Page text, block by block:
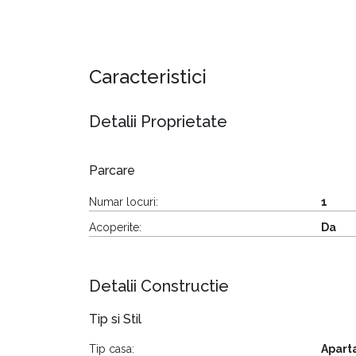
Caracteristici
Detalii Proprietate
Parcare
Numar locuri:
1
Acoperite:
Da
Detalii Constructie
Tip si Stil
Tip casa: